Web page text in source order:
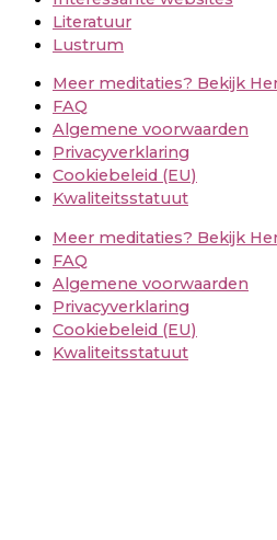
Literatuur
Lustrum
Meer meditaties? Bekijk
FAQ
Algemene voorwaarden
Privacyverklaring
Cookiebeleid (EU)
Kwaliteitsstatuut
Meer meditaties? Bekijk
FAQ
Algemene voorwaarden
Privacyverklaring
Cookiebeleid (EU)
Kwaliteitsstatuut